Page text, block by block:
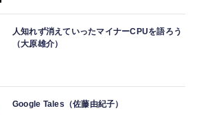
人知れず消えていったマイナーCPUを語ろう
（大原雄介）
Google Tales（佐藤由紀子）